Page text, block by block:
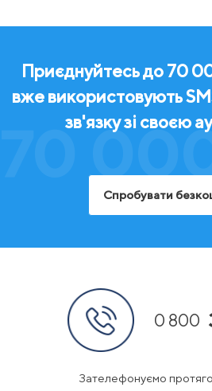
70
Приєднуйтесь до 70
вже використовують
зв'язку зі своєю
Спробувати
0 800
Зателефонуємо